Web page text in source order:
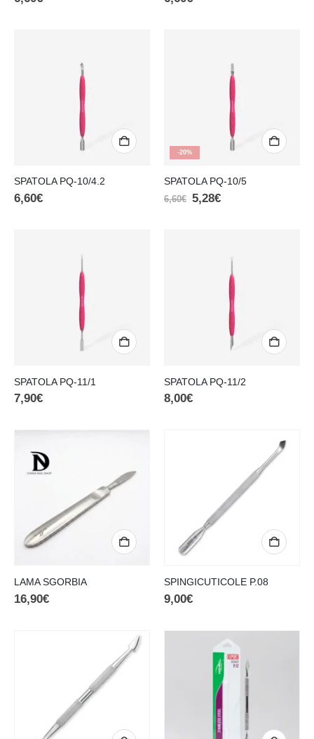
SPATOLA PQ-10/4.2
6,60€
-20%
SPATOLA PQ-10/5
6,60€ 5,28€
SPATOLA PQ-11/1
7,90€
SPATOLA PQ-11/2
8,00€
LAMA SGORBIA
16,90€
SPINGICUTICOLE P.08
9,00€